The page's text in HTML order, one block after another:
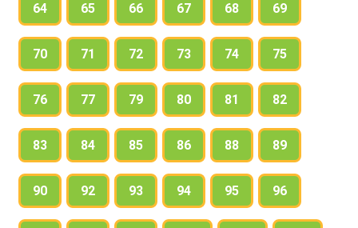
64 65 66 67 68 69
70 71 72 73 74 75
76 77 79 80 81 82
83 84 85 86 88 89
90 92 93 94 95 96